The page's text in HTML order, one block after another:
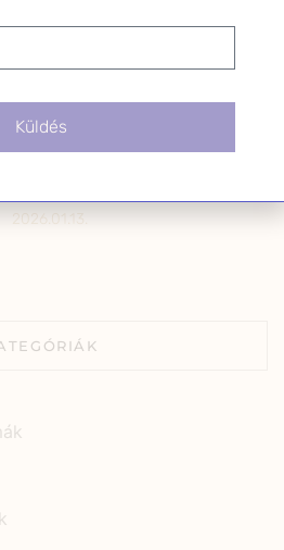
hormonális egyensúly:
2026.01.13.
Küldés